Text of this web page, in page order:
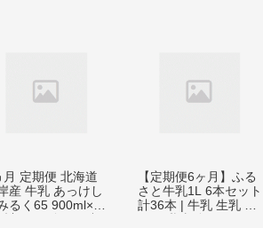
月 定期便 北海道
産 牛乳 あっけし
るく65 900ml×6
【定期便6ヶ月】ふる
さと牛乳1L 6本セット
計36本 | 牛乳 生乳 ミ